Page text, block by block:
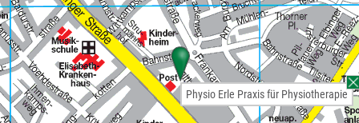
Physio Erle Praxis für Physiotherapie